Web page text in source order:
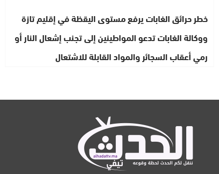
خطر حرائق الغابات يرفع مستوى اليقظة في إقليم تازة
ووكالة الغابات تدعو المواطينين إلى تجنب إشعال النار أو
رمي أعقاب السجائر والمواد القابلة للاشتعال